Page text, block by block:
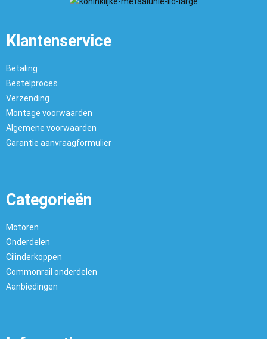
Klantenservice
Betaling
Bestelproces
Verzending
Montage voorwaarden
Algemene voorwaarden
Garantie aanvraagformulier
Categorieën
Motoren
Onderdelen
Cilinderkoppen
Commonrail onderdelen
Aanbiedingen